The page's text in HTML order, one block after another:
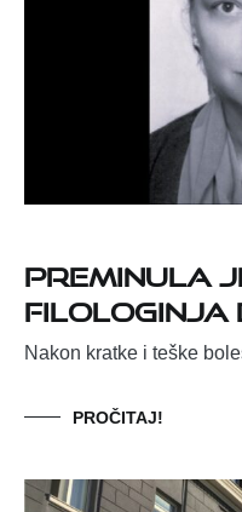
Preminula
filologinja
Nakon kratke i teške
PROČITAJ!